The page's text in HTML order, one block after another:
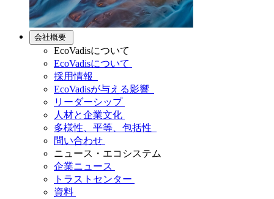
会社概要
EcoVadisについて
EcoVadisについて
採用情報
EcoVadisが与える影響
リーダーシップ
人材と企業文化
多様性、平等、包括性
問い合わせ
ニュース・エコシステム
企業ニュース
トラストセンター
資料